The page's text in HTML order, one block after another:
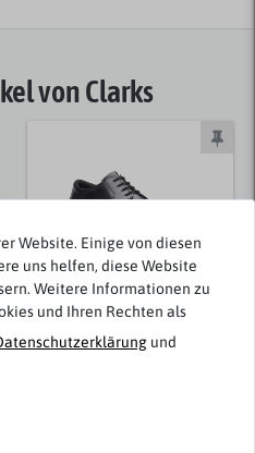
von Clarks
Clarks
Website. Einige von diesen
uns helfen, diese Website
Weitere Informationen zu
und Ihren Rechten als
und